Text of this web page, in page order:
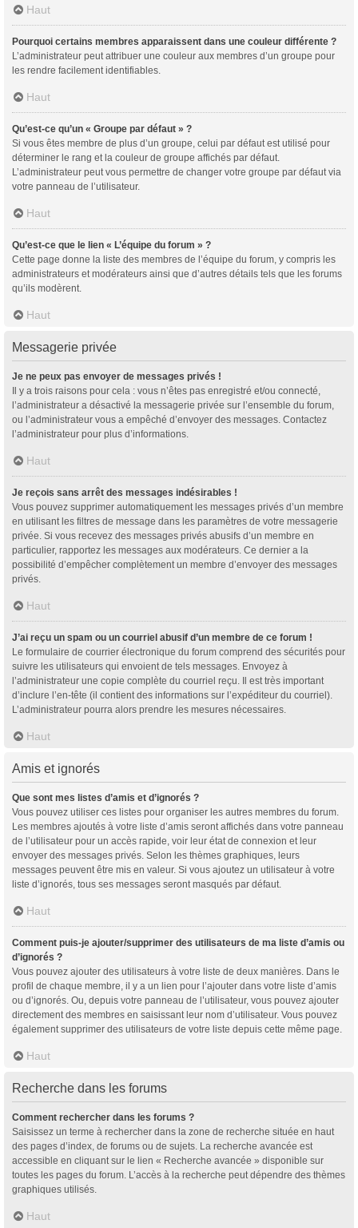
Haut
Pourquoi certains membres apparaissent dans une couleur différente ?
L’administrateur peut attribuer une couleur aux membres d’un groupe pour
les rendre facilement identifiables.
Haut
Qu’est-ce qu’un « Groupe par défaut » ?
Si vous êtes membre de plus d’un groupe, celui par défaut est utilisé pour
déterminer le rang et la couleur de groupe affichés par défaut.
L’administrateur peut vous permettre de changer votre groupe par défaut via
votre panneau de l’utilisateur.
Haut
Qu’est-ce que le lien « L’équipe du forum » ?
Cette page donne la liste des membres de l’équipe du forum, y compris les
administrateurs et modérateurs ainsi que d’autres détails tels que les forums
qu’ils modèrent.
Haut
Messagerie privée
Je ne peux pas envoyer de messages privés !
Il y a trois raisons pour cela : vous n’êtes pas enregistré et/ou connecté,
l’administrateur a désactivé la messagerie privée sur l’ensemble du forum,
ou l’administrateur vous a empêché d’envoyer des messages. Contactez
l’administrateur pour plus d’informations.
Haut
Je reçois sans arrêt des messages indésirables !
Vous pouvez supprimer automatiquement les messages privés d’un membre
en utilisant les filtres de message dans les paramètres de votre messagerie
privée. Si vous recevez des messages privés abusifs d’un membre en
particulier, rapportez les messages aux modérateurs. Ce dernier a la
possibilité d’empêcher complètement un membre d’envoyer des messages
privés.
Haut
J’ai reçu un spam ou un courriel abusif d’un membre de ce forum !
Le formulaire de courrier électronique du forum comprend des sécurités pour
suivre les utilisateurs qui envoient de tels messages. Envoyez à
l’administrateur une copie complète du courriel reçu. Il est très important
d’inclure l’en-tête (il contient des informations sur l’expéditeur du courriel).
L’administrateur pourra alors prendre les mesures nécessaires.
Haut
Amis et ignorés
Que sont mes listes d’amis et d’ignorés ?
Vous pouvez utiliser ces listes pour organiser les autres membres du forum.
Les membres ajoutés à votre liste d’amis seront affichés dans votre panneau
de l’utilisateur pour un accès rapide, voir leur état de connexion et leur
envoyer des messages privés. Selon les thèmes graphiques, leurs
messages peuvent être mis en valeur. Si vous ajoutez un utilisateur à votre
liste d’ignorés, tous ses messages seront masqués par défaut.
Haut
Comment puis-je ajouter/supprimer des utilisateurs de ma liste d’amis ou
d’ignorés ?
Vous pouvez ajouter des utilisateurs à votre liste de deux manières. Dans le
profil de chaque membre, il y a un lien pour l’ajouter dans votre liste d’amis
ou d’ignorés. Ou, depuis votre panneau de l’utilisateur, vous pouvez ajouter
directement des membres en saisissant leur nom d’utilisateur. Vous pouvez
également supprimer des utilisateurs de votre liste depuis cette même page.
Haut
Recherche dans les forums
Comment rechercher dans les forums ?
Saisissez un terme à rechercher dans la zone de recherche située en haut
des pages d’index, de forums ou de sujets. La recherche avancée est
accessible en cliquant sur le lien « Recherche avancée » disponible sur
toutes les pages du forum. L’accès à la recherche peut dépendre des thèmes
graphiques utilisés.
Haut